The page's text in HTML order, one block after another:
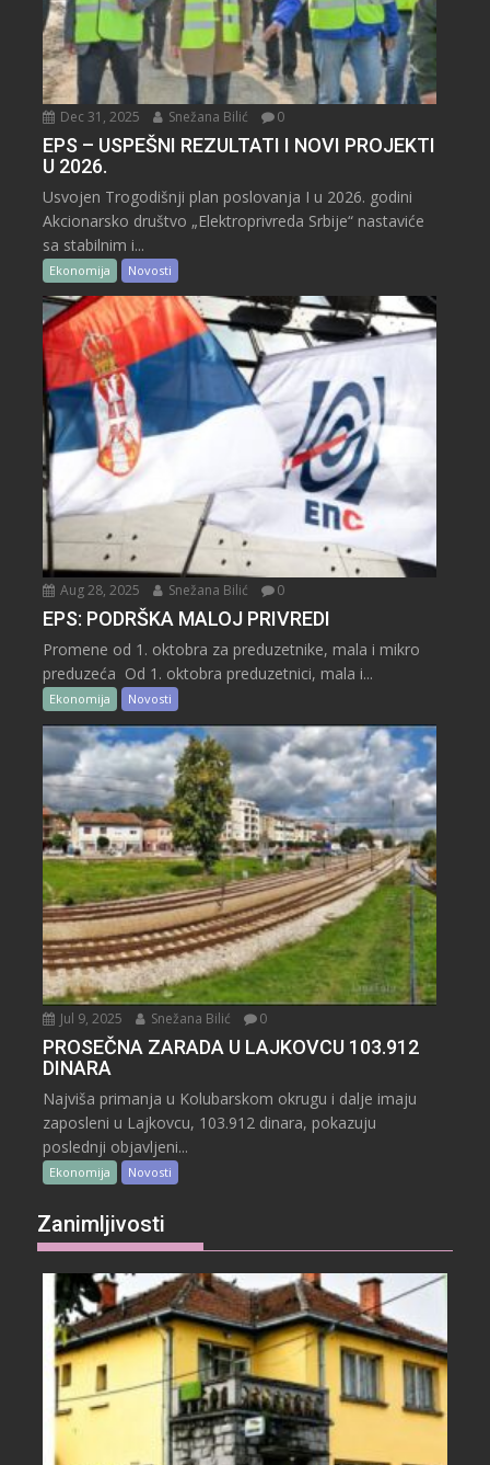
Dec 31, 2025 Snežana Bilić 0
EPS – USPEŠNI REZULTATI I NOVI PROJEKTI
U 2026.
Usvojen Trogodišnji plan poslovanja I u 2026. godini
Akcionarsko društvo „Elektroprivreda Srbije“ nastaviće
sa stabilnim i...
Ekonomija Novosti
Aug 28, 2025 Snežana Bilić 0
EPS: PODRŠKA MALOJ PRIVREDI
Promene od 1. oktobra za preduzetnike, mala i mikro
preduzeća Od 1. oktobra preduzetnici, mala i...
Ekonomija Novosti
Jul 9, 2025 Snežana Bilić 0
PROSEČNA ZARADA U LAJKOVCU 103.912
DINARA
Najviša primanja u Kolubarskom okrugu i dalje imaju
zaposleni u Lajkovcu, 103.912 dinara, pokazuju
poslednji objavljeni...
Ekonomija Novosti
Zanimljivosti